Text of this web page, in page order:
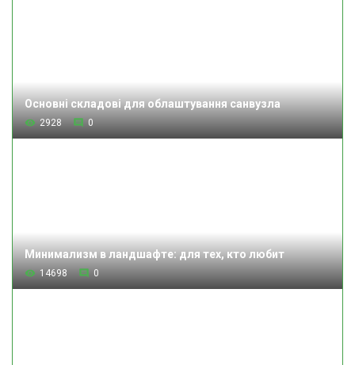
Основні складові для облаштування санвузла
2928 0
Минимализм в ландшафте: для тех, кто любит
14698 0